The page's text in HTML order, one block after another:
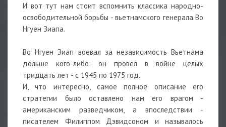
И вот тут нам стоит вспомнить классика народно-
освободительной борьбы - вьетнамского генерала Во
Нгуен Зиапа.
Во Нгуен Зиап воевал за независимость Вьетнама
дольше кого-либо: он провёл в войне целых
тридцать лет - с 1945 по 1975 год.
И, что интересно, самое полное описание его
стратегии было оставлено нам его врагом -
американским разведчиком, а впоследствии -
писателем Филиппом Дэвидсоном и называлось